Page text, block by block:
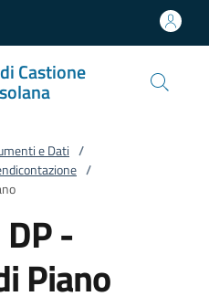
Castione
e Dati /
/
-
Piano